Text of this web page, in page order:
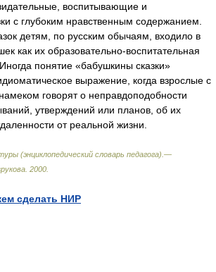
воспитывающие и
с глубоким нравственным содержанием.
детям, по русским обычаям, входило в
как их образовательно-воспитательная
понятие «бабушкины сказки»
выражение, когда взрослые с
говорят о неправдоподобности
утверждений или планов, об их
от реальной жизни.
(энциклопедический словарь педагога).—
2000
сделать НИР